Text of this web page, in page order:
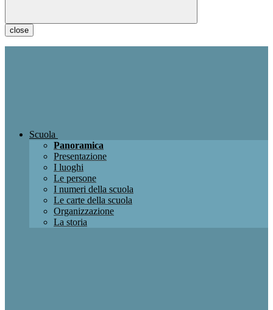
close
Scuola
Panoramica
Presentazione
I luoghi
Le persone
I numeri della scuola
Le carte della scuola
Organizzazione
La storia